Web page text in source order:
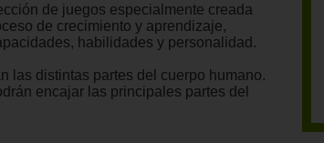
de juegos especialmente creada
de crecimiento y aprendizaje,
habilidades y personalidad.
las distintas partes del cuerpo humano.
encajar las principales partes del